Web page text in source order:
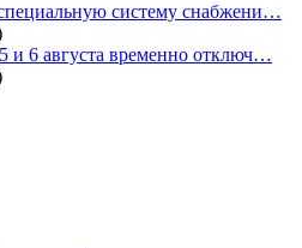
систему снабжени…
и 6 августа временно отключ…